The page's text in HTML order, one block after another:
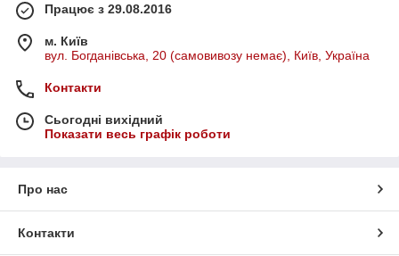
Працює з 29.08.2016
м. Київ
вул. Богданівська, 20 (самовивозу немає), Київ, Україна
Контакти
Сьогодні вихідний
Показати весь графік роботи
Про нас
Контакти